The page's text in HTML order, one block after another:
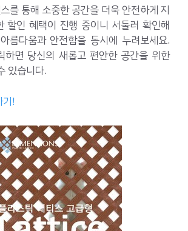
를 통해 소중한 공간을 더욱 안전하게 지
할인 혜택이 진행 중이니 서둘러 확인해
름다움과 안전함을 동시에 누려보세요.
하면 당신의 새롭고 편안한 공간을 위한
있습니다.
기!